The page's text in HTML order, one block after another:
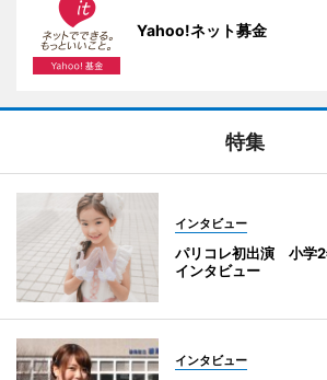
Yahoo!ネット募金
特集
インタビュー
パリコレ初出演 小学2
インタビュー
インタビュー